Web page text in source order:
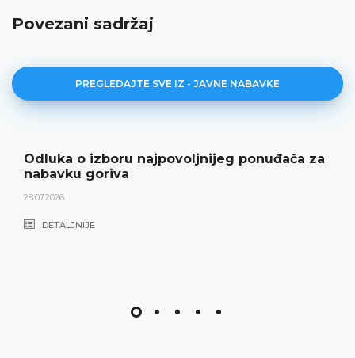
Povezani sadržaj
PREGLEDAJTE SVE IZ - JAVNE NABAVKE
Odluka o izboru najpovoljnijeg ponuđača za
nabavku goriva
28.07.2026.
DETALJNIJE